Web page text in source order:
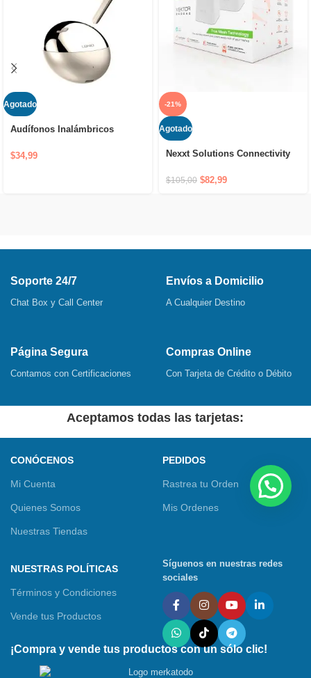
Agotado
Audífonos Inalámbricos
$34,99
-21%
Agotado
Nexxt Solutions Connectivity
$105,00 $82,99
Soporte 24/7
Chat Box y Call Center
Envíos a Domicilio
A Cualquier Destino
Página Segura
Contamos con Certificaciones
Compras Online
Con Tarjeta de Crédito o Débito
Aceptamos todas las tarjetas:
CONÓCENOS
Mi Cuenta
Quienes Somos
Nuestras Tiendas
PEDIDOS
Rastrea tu Orden
Mis Ordenes
NUESTRAS POLÍTICAS
Términos y Condiciones
Vende tus Productos
Síguenos en nuestras redes
sociales
¡Compra y vende tus productos con un sólo clic!